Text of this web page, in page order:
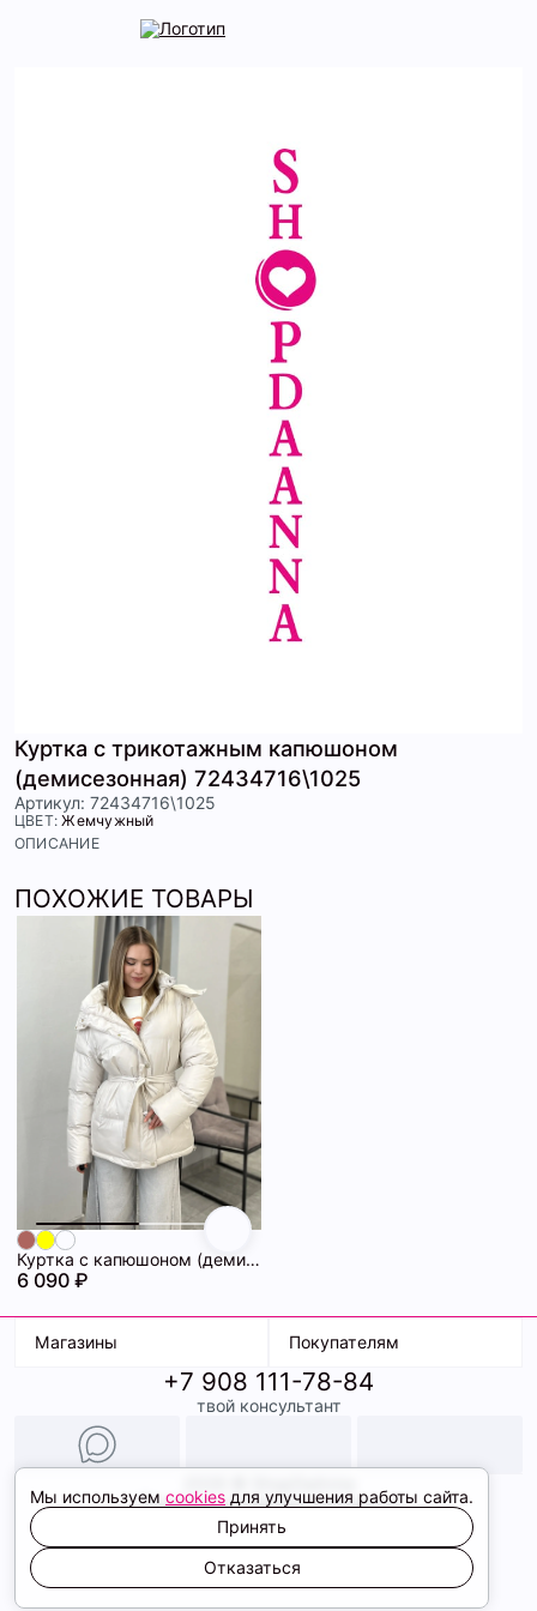
Куртка с трикотажным капюшоном
(демисезонная) 72434716\1025
Артикул: 72434716\1025
ЦВЕТ:Жемчужный
ОПИСАНИЕ
ПОХОЖИЕ ТОВАРЫ
Куртка с капюшоном (демисезонная) 72462283\1015
6 090 ₽
Магазины
ТК Терминал
ТРК Континент
Покупателям
Доставка
Условия оплаты
Образы
+7 908 111-78-84
твой консультант
Политика конфиденциальности
Соглашение cookie
Сайт создали
Мы используем cookies для улучшения работы сайта.
Принять
Отказаться